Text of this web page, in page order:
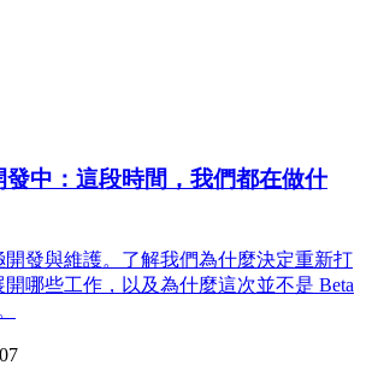
發中：這段時間，我們都在做什
開發與維護。了解我們為什麼決定重新打
哪些工作，以及為什麼這次並不是 Beta